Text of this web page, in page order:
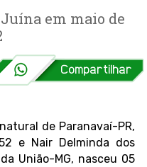
em maio de
de Paranavaí-PR,
e Nair Delminda dos
União-MG, nasceu 05